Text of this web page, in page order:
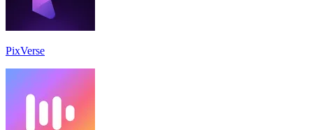
PixVerse